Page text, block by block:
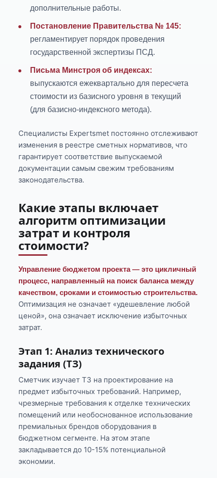
дополнительные работы.
Постановление Правительства № 145:
регламентирует порядок проведения
государственной экспертизы ПСД.
Письма Минстроя об индексах:
выпускаются ежеквартально для пересчета
стоимости из базисного уровня в текущий
(для базисно-индексного метода).
Специалисты Expertsmet постоянно отслеживают
изменения в реестре сметных нормативов, что
гарантирует соответствие выпускаемой
документации самым свежим требованиям
законодательства.
Какие этапы включает
алгоритм оптимизации
затрат и контроля
стоимости?
Управление бюджетом проекта — это цикличный
процесс, направленный на поиск баланса между
качеством, сроками и стоимостью строительства.
Оптимизация не означает «удешевление любой
ценой», она означает исключение избыточных
затрат.
Этап 1: Анализ технического
задания (ТЗ)
Сметчик изучает ТЗ на проектирование на
предмет избыточных требований. Например,
чрезмерные требования к отделке технических
помещений или необоснованное использование
премиальных брендов оборудования в
бюджетном сегменте. На этом этапе
закладывается до 10-15% потенциальной
экономии.